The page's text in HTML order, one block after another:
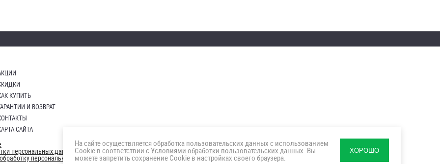
КУПИТЬ
И ВОЗВРАТ
САЙТА
персональных данных
персональных данны
На сайте осуществляется обработка пользовательских данных с использованием
Cookie в соответствии с Условиями обработки пользовательских данных . Вы
можете запретить сохранение Cookie в настройках своего браузера.
ХОРОШО